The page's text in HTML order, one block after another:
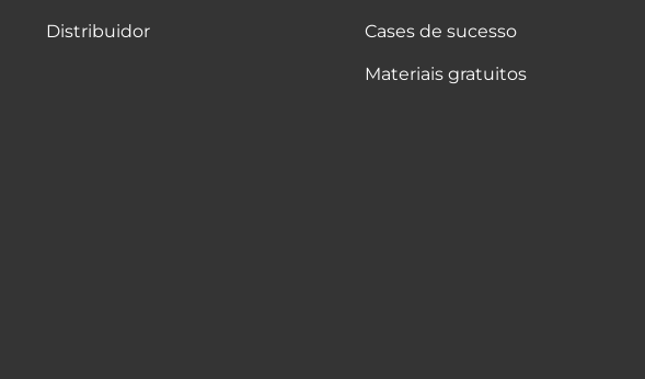
Distribuidor Cases de sucesso
Materiais gratuitos